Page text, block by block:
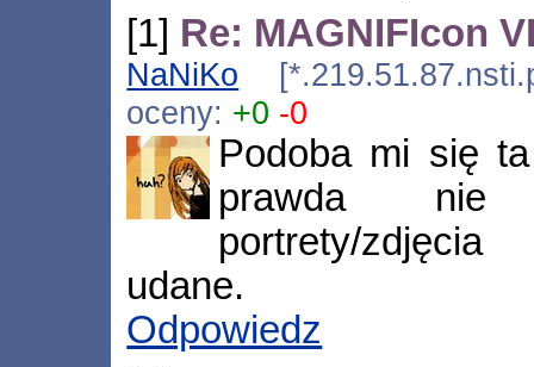
[1] Re: MAGNIFIcon
NaNiKo
oceny: +0 -0
Podoba mi się
prawda nie
portrety/
udane.
Odpowiedz